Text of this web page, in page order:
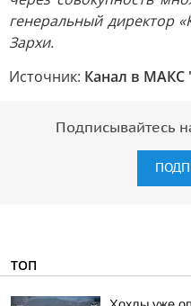
генеральный директор
Зархи.
Источник: Канал в МАКС
Подписывайтесь
ТОП